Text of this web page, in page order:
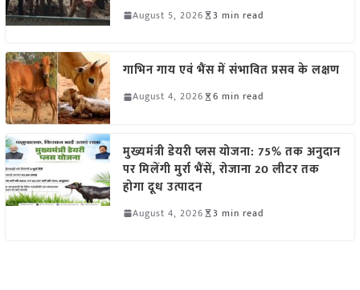
August 5, 2026 3 min read
गाभिन गाय एवं भैंस में संभावित प्रसव के लक्षण
August 4, 2026 6 min read
मुख्यमंत्री डेयरी प्लस योजना: 75% तक अनुदान
पर मिलेंगी मुर्रा भैंसें, रोजाना 20 लीटर तक
होगा दूध उत्पादन
August 4, 2026 3 min read